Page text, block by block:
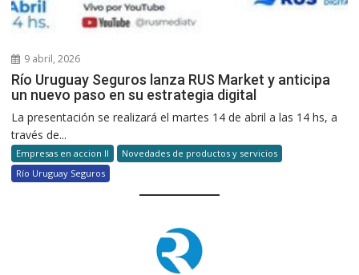
9 abril, 2026
Río Uruguay Seguros lanza RUS Market y anticipa
un nuevo paso en su estrategia digital
La presentación se realizará el martes 14 de abril a las 14 hs, a
través de...
Empresas en accion II
Novedades de productos y servicios
Río Uruguay Seguros